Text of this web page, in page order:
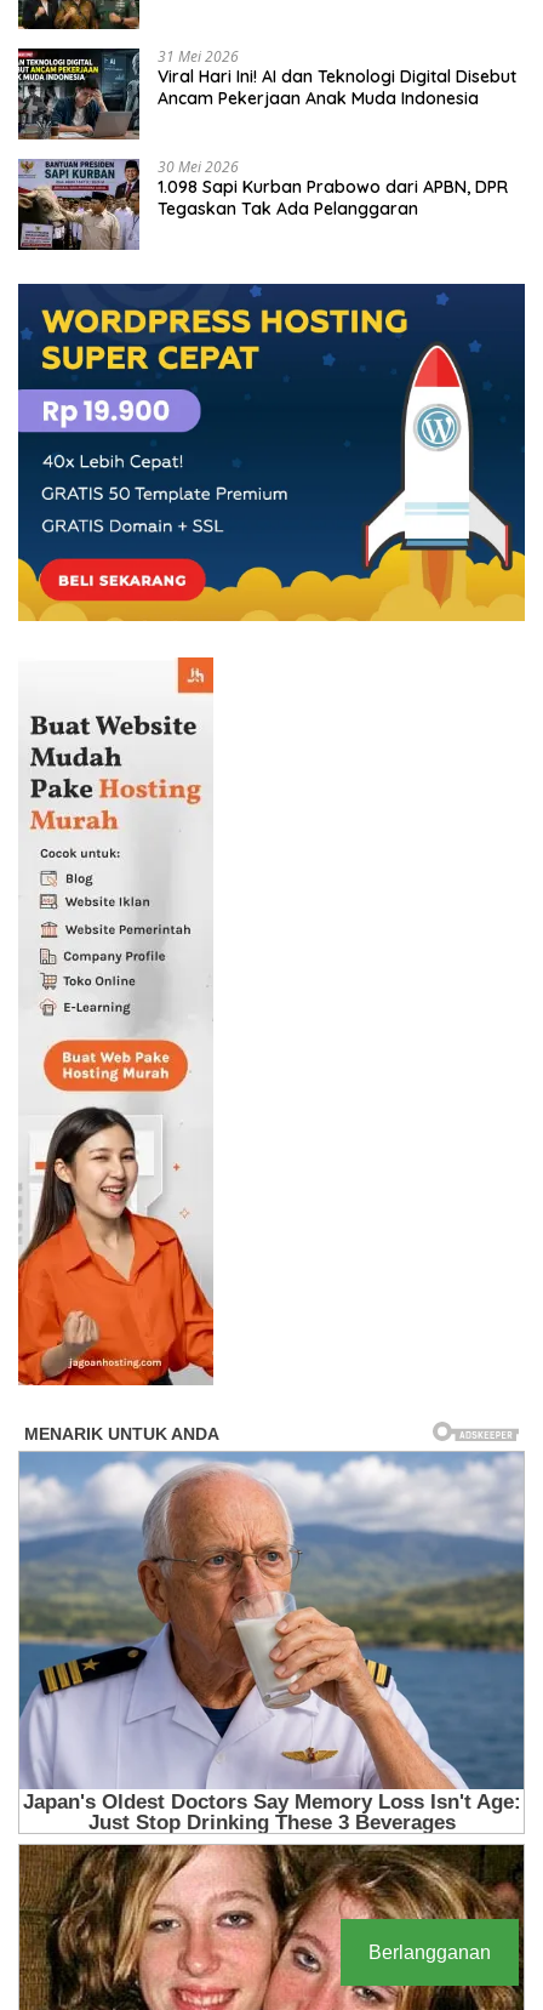
31 Mei 2026
Viral Hari Ini! AI dan Teknologi Digital Disebut
Ancam Pekerjaan Anak Muda Indonesia
30 Mei 2026
1.098 Sapi Kurban Prabowo dari APBN, DPR
Tegaskan Tak Ada Pelanggaran
Berlangganan